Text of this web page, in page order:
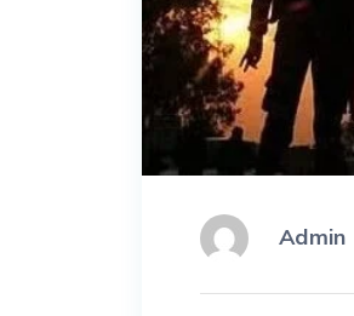
Admin